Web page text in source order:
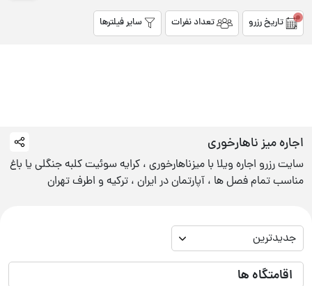
تاریخ رزرو تعداد نفرات سایر فیلترها
اجارهمیز ناهارخوری
سایت رزرو اجاره ویلا با میزناهارخوری ، کرایه سوئیت کلبه جنگلی یا باغ
مناسب تمام فصل ها ، آپارتمان در ایران ، ترکیه و اطرف تهران
جدیدترین
اقامتگاه ها